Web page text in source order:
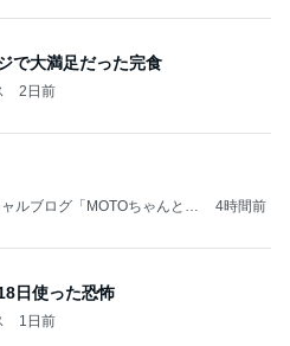
で大満足だった完食
2日前
ルブログ「MOTOちゃんとの
4時間前
日使った恐怖
1日前